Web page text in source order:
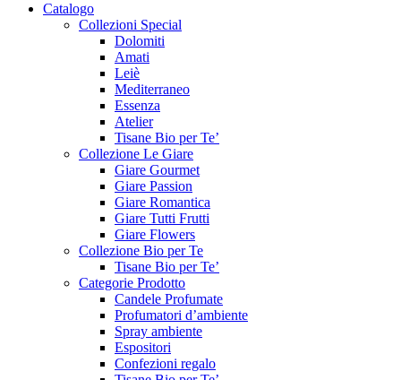
Catalogo
Collezioni Special
Dolomiti
Amati
Leiè
Mediterraneo
Essenza
Atelier
Tisane Bio per Te’
Collezione Le Giare
Giare Gourmet
Giare Passion
Giare Romantica
Giare Tutti Frutti
Giare Flowers
Collezione Bio per Te
Tisane Bio per Te’
Categorie Prodotto
Candele Profumate
Profumatori d’ambiente
Spray ambiente
Espositori
Confezioni regalo